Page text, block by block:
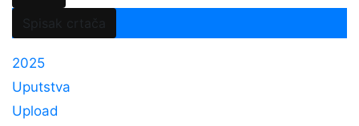
Spisak crtača
2025
Uputstva
Upload